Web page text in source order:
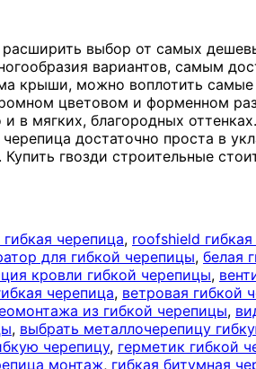
выбор от самых
вариантов, самым
крыши, можно воплотить
цветовом и форменном
мягких, благородных
достаточно проста в
гвозди строительные
черепица, roofshield
для гибкой черепицы, белая
кровли гибкой черепицы,
черепица, ветровая гибкой
из гибкой черепицы,
, выбрать металлочерепицу
черепицу, герметик гибкой
монтаж, гибкая битумная